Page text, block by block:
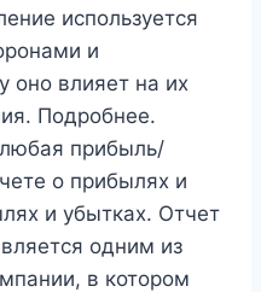
используется
и
оно влияет на их
Подробнее.
прибыль/
о прибылях и
и убытках. Отчет
одним из
в котором